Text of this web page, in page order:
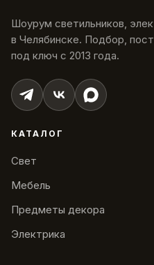
Шоурум светильников,
в Челябинске. Подбор,
под ключ с 2013 года.
КАТАЛОГ
Свет
Мебель
Предметы декора
Электрика